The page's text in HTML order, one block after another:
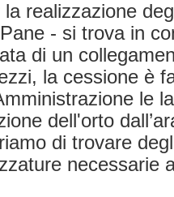
realizzazione
- si trova in
di un
la cessione è
le
dell'orto
di trovare
necessarie